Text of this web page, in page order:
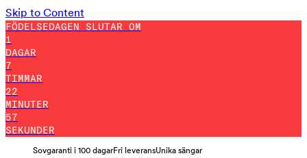
Skip to Content
FÖDELSEDAGEN SLUTAR OM
1
DAGAR
7
TIMMAR
22
MINUTER
51
SEKUNDER
Sovgaranti i 100 dagarFri leveransUnika sängar